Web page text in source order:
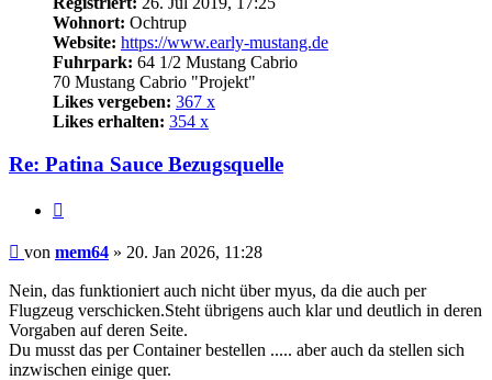
Wohnort: Ochtrup
Website: https://www.early-mustang.de
Fuhrpark: 64 1/2 Mustang Cabrio
70 Mustang Cabrio "Projekt"
Likes vergeben: 367 x
Likes erhalten: 354 x
Re: Patina Sauce Bezugsquelle
Beitrag
von mem64 » 20. Jan 2026, 11:28
Nein, das funktioniert auch nicht über myus, da die auch per
Flugzeug verschicken.Steht übrigens auch klar und deutlich in deren
Vorgaben auf deren Seite.
Du musst das per Container bestellen ..... aber auch da stellen sich
inzwischen einige quer.